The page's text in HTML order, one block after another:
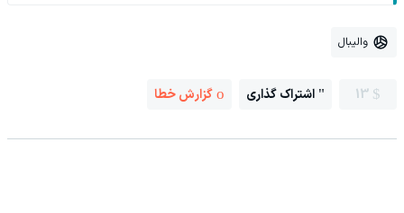
والیبال
13 اشتراک گذاری گزارش خطا